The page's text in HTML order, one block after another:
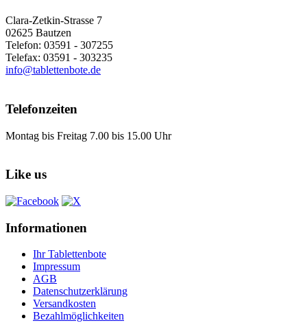
Clara-Zetkin-Strasse 7
02625 Bautzen
Telefon: 03591 - 307255
Telefax: 03591 - 303235
info@tablettenbote.de
Telefonzeiten
Montag bis Freitag 7.00 bis 15.00 Uhr
Like us
Informationen
Ihr Tablettenbote
Impressum
AGB
Datenschutzerklärung
Versandkosten
Bezahlmöglichkeiten